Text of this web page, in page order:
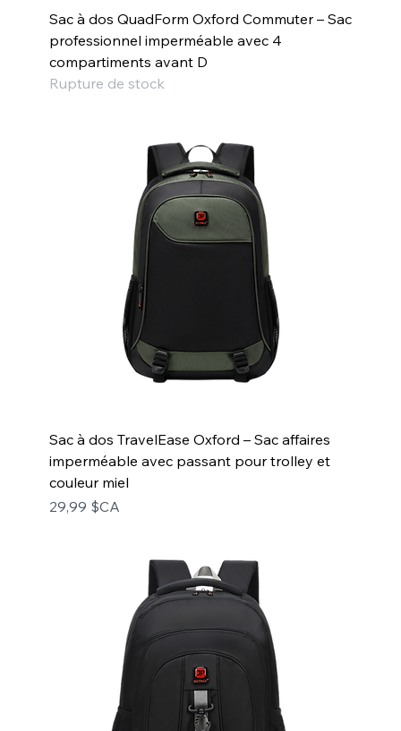
Sac à dos QuadForm Oxford Commuter – Sac
professionnel imperméable avec 4
compartiments avant D
Rupture de stock
Sac à dos TravelEase Oxford – Sac affaires
imperméable avec passant pour trolley et
couleur miel
Prix
29,99 $CA